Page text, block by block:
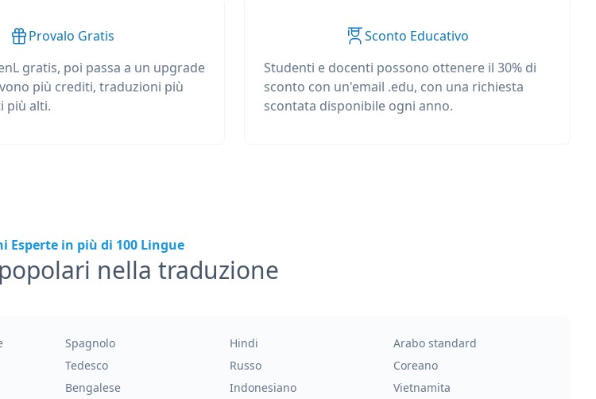
Provalo Gratis
gratis, poi passa a un upgrade
più crediti, traduzioni più
più alti.
Sconto Educativo
Studenti e docenti possono ottenere il 30% di
sconto con un'email .edu, con una richiesta
scontata disponibile ogni anno.
Esperte in più di 100 Lingue
nella traduzione
Spagnolo Hindi
Arabo standard
Tedesco Russo
Coreano
Bengalese Indonesiano Vietnamita